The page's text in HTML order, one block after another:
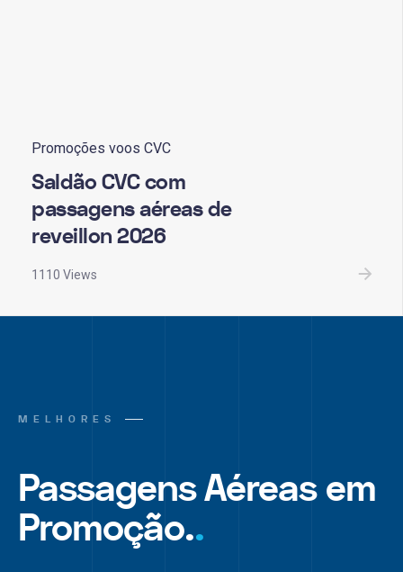
Promoções voos CVC
Saldão CVC com
passagens aéreas de
reveillon 2026
1110 Views
MELHORES
Passagens Aéreas em
Promoção..